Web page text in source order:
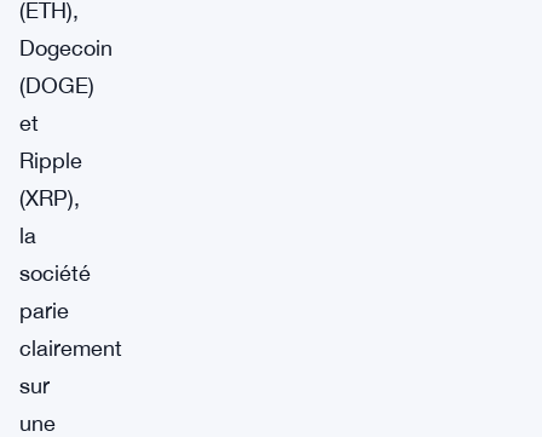
(ETH),
Dogecoin
(DOGE)
et
Ripple
(XRP),
la
société
parie
clairement
sur
une